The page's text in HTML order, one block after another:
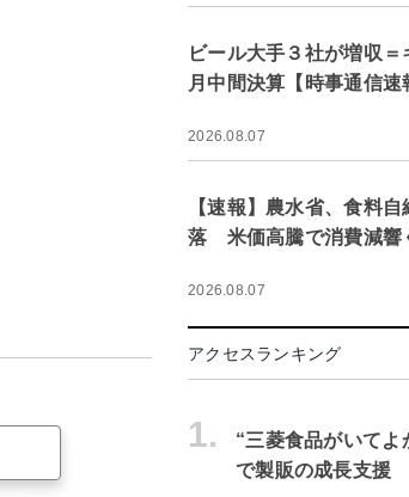
ビール大手３社が増収
月中間決算【時事通信速
2026.08.07
【速報】農水省、食料
落 米価高騰で消費減響
2026.08.07
アクセスランキング
1.
“三菱食品がいて
で製販の成長支援